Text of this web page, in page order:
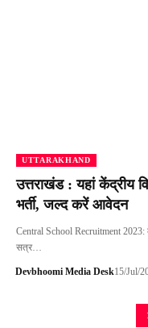
UTTARAKHAND
उत्तराखंड : यहां केंद्रीय
भर्ती, जल्द करें आवेदन
Central School Recruitment 2023:
सत्र…
Devbhoomi Media Desk15/Jul/
1